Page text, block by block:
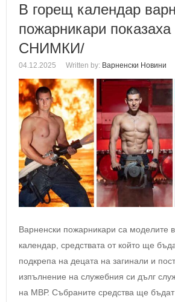
В горещ календар
пожарникари
СНИМКИ/
04.12.2025 Written by: Варненски Новини
Варненски пожарникари са моделите
календар, средствата от който ще
подкрепа на децата на загинали и
изпълнение на служебния си дълг
на МВР. Събраните средства ще